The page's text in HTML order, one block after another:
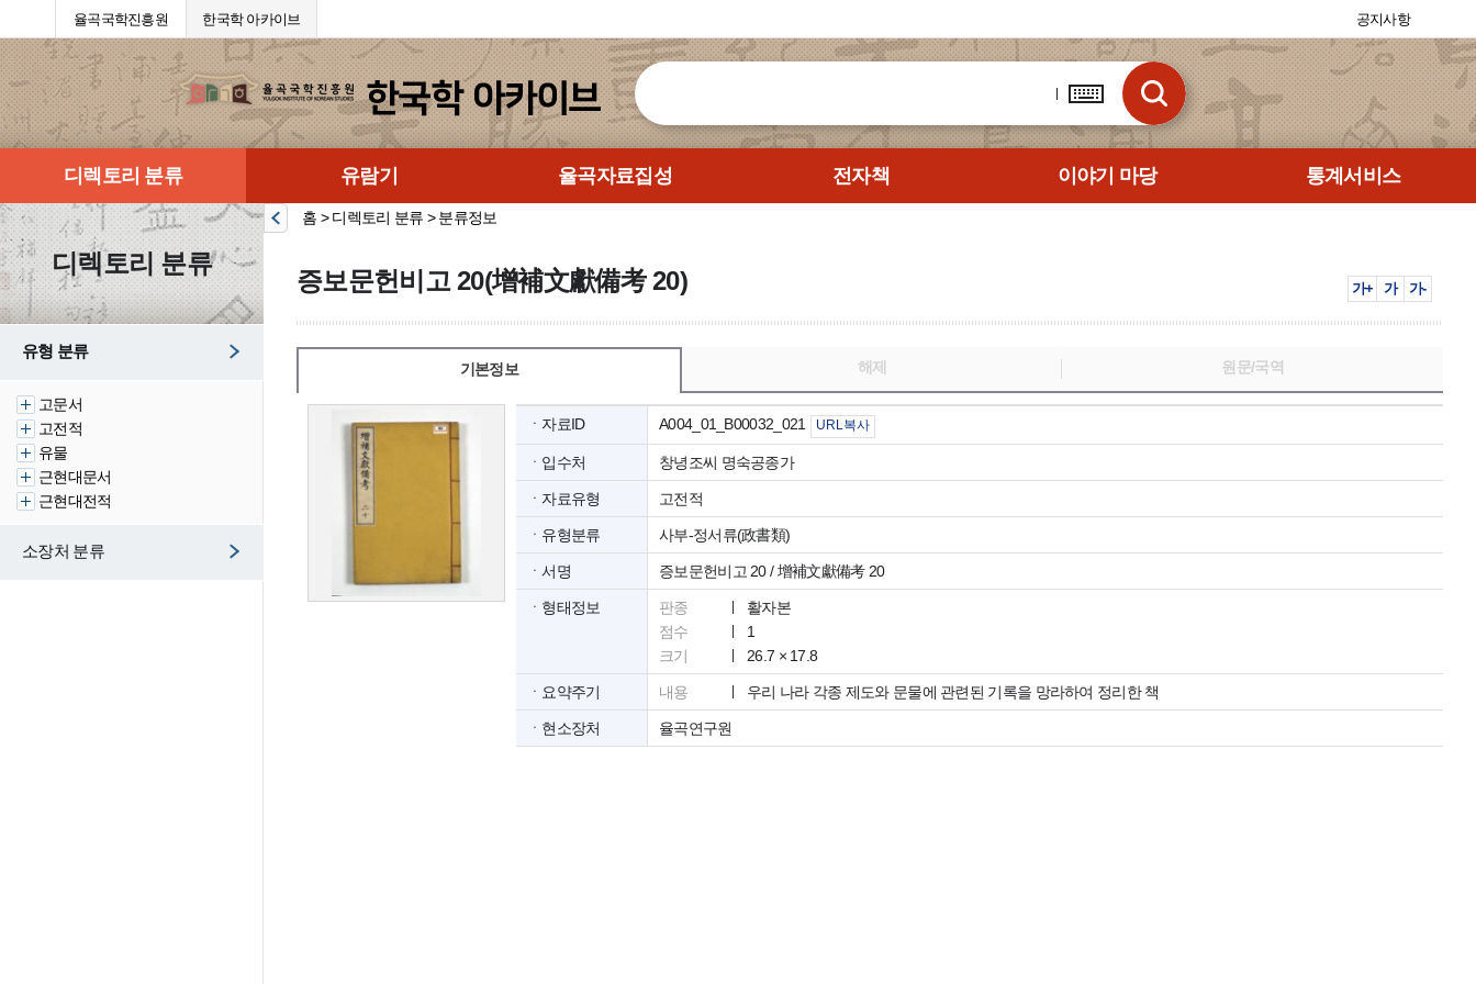
율곡국학진흥원 한국학 아카이브 공지사항
디렉토리 분류 유람기 율곡자료집성 전자책 이야기 마당 통계서비스
디렉토리 분류
유형 분류
고문서
고전적
유물
근현대문서
근현대전적
소장처 분류
홈 > 디렉토리 분류 > 분류정보
증보문헌비고 20(增補文獻備考 20) 가+ 가 가-
기본정보 해제 원문/국역
ㆍ자료ID A004_01_B00032_021 URL복사
ㆍ입수처 창녕조씨 명숙공종가
ㆍ자료유형 고전적
ㆍ유형분류 사부-정서류(政書類)
ㆍ서명 증보문헌비고 20 / 增補文獻備考 20
ㆍ형태정보 판종
활자본
점수
1
크기
26.7 × 17.8
ㆍ요약주기 내용 우리 나라 각종 제도와 문물에 관련된 기록을 망라하여 정리한 책
ㆍ현소장처 율곡연구원